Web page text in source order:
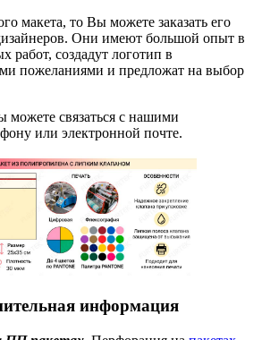
макета, то Вы можете заказать его
Они имеют большой опыт в
работ, создадут логотип в
пожеланиями и предложат на выбор
можете связаться с нашими
или электронной почте.
информация